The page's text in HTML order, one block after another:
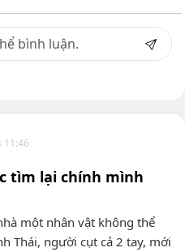
11:46
tìm lại chính mình
một nhân vật không thể
Thái, người cụt cả 2 tay, mới